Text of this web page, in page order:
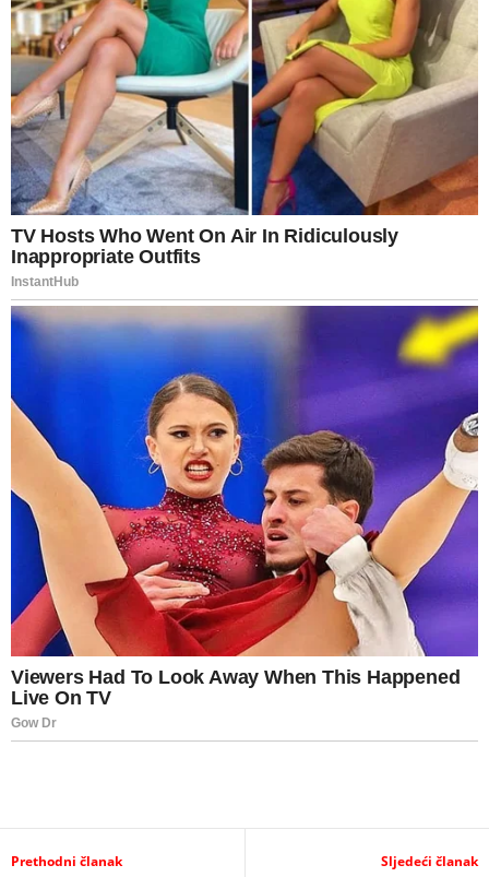
Prethodni članak Sljedeći članak